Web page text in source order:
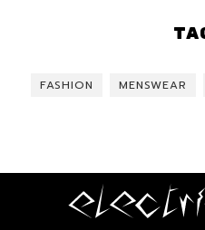
FASHION MENSWEAR